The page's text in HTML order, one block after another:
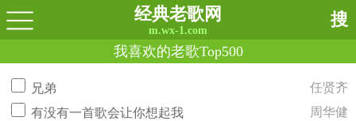
经典老歌网
m.wx-1.com
搜
我喜欢的老歌Top500
兄弟
任贤齐
有没有一首歌会让你想起我
周华健